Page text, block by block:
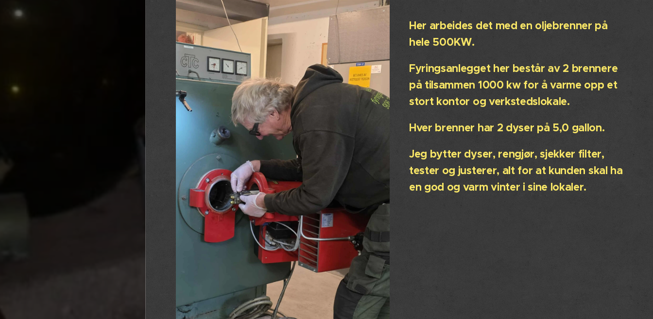
Her arbeides det med en oljebrenner på
hele 500KW.
Fyringsanlegget her består av 2 brennere
på tilsammen 1000 kw for å varme opp et
stort kontor og verkstedslokale.
Hver brenner har 2 dyser på 5,0 gallon.
Jeg bytter dyser, rengjør, sjekker filter,
tester og justerer, alt for at kunden skal ha
en god og varm vinter i sine lokaler.